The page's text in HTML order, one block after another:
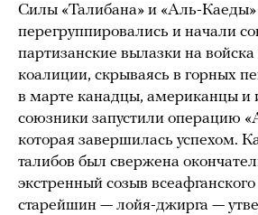
Силы «Талибана» и «Аль-Каеды»
перегруппировались и начали
партизанские вылазки на
коалиции, скрываясь в горных
в марте канадцы, американцы и
союзники запустили операцию
которая завершилась успехом.
талибов был свержена
экстренный созыв всеафганского
старейшин — лойя-джирга —